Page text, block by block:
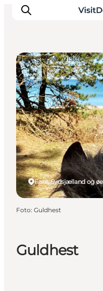
Inspiration
Destinationer
Oplevelser
Overnatning
Planlæg ferien
Guldhest
Faxe, Sydsjælland og
Hesteoplevelser
Foto: Guldhest